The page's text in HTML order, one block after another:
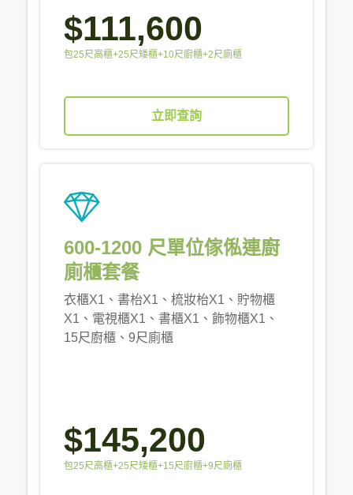
$111,600
包25尺高櫃+25尺矮櫃+10尺廚櫃+2尺廁櫃
立即查詢
600-1200 尺單位傢俬連廚
廁櫃套餐
衣櫃X1、書枱X1、梳妝枱X1、貯物櫃
X1、電視櫃X1、書櫃X1、飾物櫃X1、
15尺廚櫃、9尺廁櫃
$145,200
包25尺高櫃+25尺矮櫃+15尺廚櫃+9尺廁櫃